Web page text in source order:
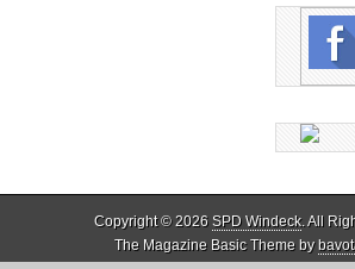
Copyright © 2026 SPD Windeck. All
The Magazine Basic Theme by